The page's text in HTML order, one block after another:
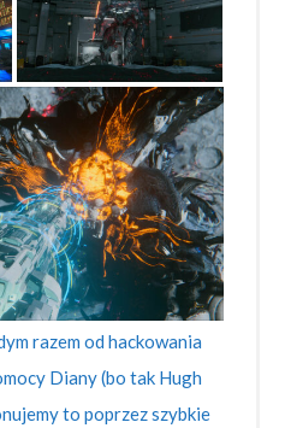
razem od hackowania
Diany (bo tak Hugh
to poprzez szybkie